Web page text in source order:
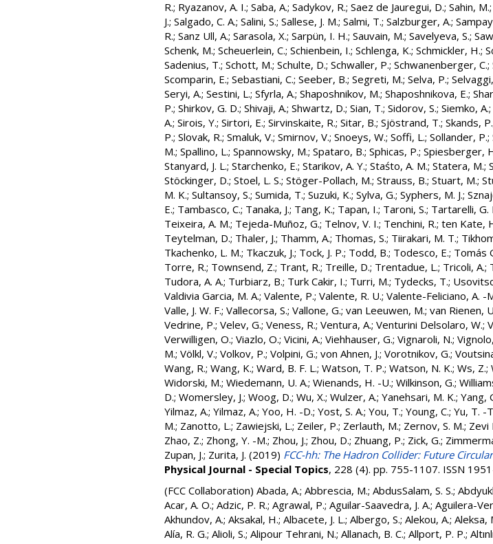
R.; Ryazanov, A. I.; Saba, A.; Sadykov, R.; Saez de Jauregui, D.; Sahin, M.;
J.; Salgado, C. A.; Salini, S.; Sallese, J. M.; Salmi, T.; Salzburger, A.;
R.; Sanz Ull, A.; Sarasola, X.; Sarpün, I. H.; Sauvain, M.; Savelyeva, S.;
Schenk, M.; Scheuerlein, C.; Schienbein, I.; Schlenga, K.; Schmickler, H.;
Sadenius, T.; Schott, M.; Schulte, D.; Schwaller, P.; Schwanenberger, C.;
Scomparin, E.; Sebastiani, C.; Seeber, B.; Segreti, M.; Selva, P.;
Seryi, A.; Sestini, L.; Sfyrla, A.; Shaposhnikov, M.; Shaposhnikova, E.;
P.; Shirkov, G. D.; Shivaji, A.; Shwartz, D.; Sian, T.; Sidorov, S.; Siemko, A.;
A.; Sirois, Y.; Sirtori, E.; Sirvinskaite, R.; Sitar, B.; Sjöstrand, T.; Skands, P.
P.; Slovak, R.; Smaluk, V.; Smirnov, V.; Snoeys, W.; Soffi, L.; Sollander, P.;
M.; Spallino, L.; Spannowsky, M.; Spataro, B.; Sphicas, P.; Spiesberger,
Stanyard, J. L.; Starchenko, E.; Starikov, A. Y.; Staśto, A. M.; Statera, M.;
Stöckinger, D.; Stoel, L. S.; Stöger-Pollach, M.; Strauss, B.; Stuart, M.;
M. K.; Sultansoy, S.; Sumida, T.; Suzuki, K.; Sylva, G.; Syphers, M. J.;
E.; Tambasco, C.; Tanaka, J.; Tang, K.; Tapan, I.; Taroni, S.; Tartarelli, G.
Teixeira, A. M.; Tejeda-Muñoz, G.; Telnov, V. I.; Tenchini, R.; ten Kate,
Teytelman, D.; Thaler, J.; Thamm, A.; Thomas, S.; Tiirakari, M. T.;
Tkachenko, L. M.; Tkaczuk, J.; Tock, J. P.; Todd, B.; Todesco, E.; Tomás
Torre, R.; Townsend, Z.; Trant, R.; Treille, D.; Trentadue, L.; Tricoli, A.;
Tudora, A. A.; Turbiarz, B.; Turk Cakir, I.; Turri, M.; Tydecks, T.;
Valdivia Garcia, M. A.; Valente, P.; Valente, R. U.; Valente-Feliciano, A. -
Valle, J. W. F.; Vallecorsa, S.; Vallone, G.; van Leeuwen, M.; van Rienen,
Vedrine, P.; Velev, G.; Veness, R.; Ventura, A.; Venturini Delsolaro, W.;
Verwilligen, O.; Viazlo, O.; Vicini, A.; Viehhauser, G.; Vignaroli, N.;
M.; Völkl, V.; Volkov, P.; Volpini, G.; von Ahnen, J.; Vorotnikov, G.;
Wang, R.; Wang, K.; Ward, B. F. L.; Watson, T. P.; Watson, N. K.; Ws, Z.;
Widorski, M.; Wiedemann, U. A.; Wienands, H. -U.; Wilkinson, G.;
D.; Womersley, J.; Woog, D.; Wu, X.; Wulzer, A.; Yanehsari, M. K.; Yang,
Yilmaz, A.; Yilmaz, A.; Yoo, H. -D.; Yost, S. A.; You, T.; Young, C.; Yu, T. -
M.; Zanotto, L.; Zawiejski, L.; Zeiler, P.; Zerlauth, M.; Zernov, S. M.; Zevi
Zhao, Z.; Zhong, Y. -M.; Zhou, J.; Zhou, D.; Zhuang, P.; Zick, G.;
Zupan, J.; Zurita, J. (2019) FCC-hh: The Hadron Collider: Future
Physical Journal - Special Topics, 228 (4). pp. 755-1107. ISSN
(FCC Collaboration) Abada, A.; Abbrescia, M.; AbdusSalam, S. S.;
Acar, A. O.; Adzic, P. R.; Agrawal, P.; Aguilar-Saavedra, J. A.; Aguilera-
Akhundov, A.; Aksakal, H.; Albacete, J. L.; Albergo, S.; Alekou, A.; Aleksa,
Alía, R. G.; Alioli, S.; Alipour Tehrani, N.; Allanach, B. C.; Allport, P. P.;